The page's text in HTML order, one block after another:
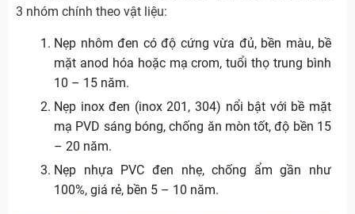
3 nhóm chính theo vật liệu:
Nẹp nhôm đen có độ cứng vừa đủ, bền màu, bề
mặt anod hóa hoặc mạ crom, tuổi thọ trung bình
10 – 15 năm.
Nẹp inox đen (inox 201, 304) nổi bật với bề mặt
mạ PVD sáng bóng, chống ăn mòn tốt, độ bền 15
– 20 năm.
Nẹp nhựa PVC đen nhẹ, chống ẩm gần như
100%, giá rẻ, bền 5 – 10 năm.